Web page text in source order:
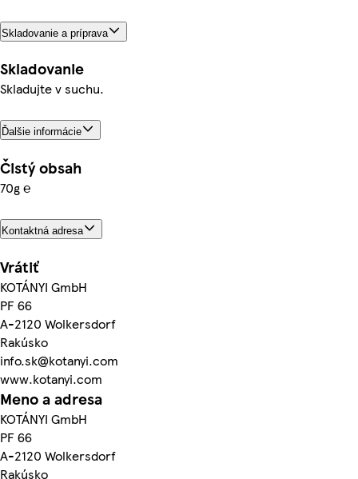
Skladovanie a príprava
Skladovanie
Skladujte v suchu.
Ďalšie informácie
Čistý obsah
70g ℮
Kontaktná adresa
Vrátiť
KOTÁNYI GmbH
PF 66
A-2120 Wolkersdorf
Rakúsko
info.sk@kotanyi.com
www.kotanyi.com
Meno a adresa
KOTÁNYI GmbH
PF 66
A-2120 Wolkersdorf
Rakúsko